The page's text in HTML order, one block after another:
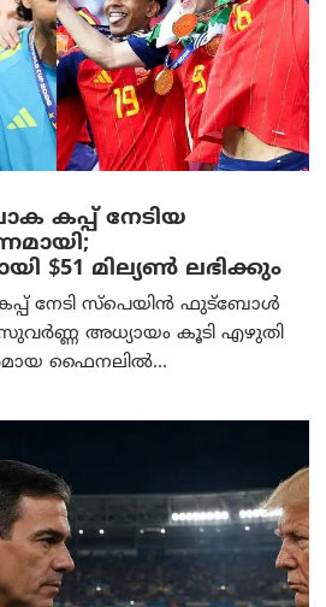
കപ്പ് നേടിയ
$51 മില്യൺ ലഭിക്കും
നേടി സ്പെയിൻ ഫുട്ബോൾ
സുവർണ്ണ അധ്യായം കൂടി എഴുതി
ഫൈനലിൽ...